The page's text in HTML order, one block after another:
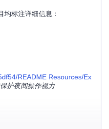
标注详细信息：
README Resources/Ex
护夜间操作视力